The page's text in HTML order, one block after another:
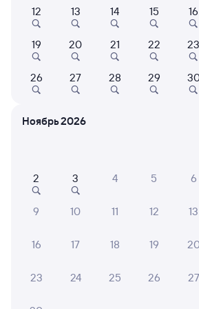
Выберите дату
Самый быстрый
098В Проходящий
1 д 2 ч 50 м в пути
Дни следования ближайшие: 7, 9, 11
Плацкарт Купе
12 13 14 15 16
19 20 21 22 23
26 27 28 29
Ноябрь 2026
2 3 4 5 6
9 10 11 12 13
16 17 18 19
23 24 25 26 27